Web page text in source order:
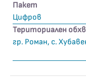
Пакет
Цифров
Териториален
гр. Роман, с.